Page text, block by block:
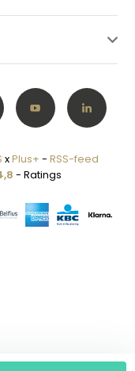
xPlus+ - RSS-feed
- Ratings